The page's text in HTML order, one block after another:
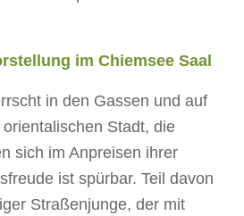
im Chiemsee Saal
in den Gassen und auf
Stadt, die
sich im Anpreisen ihrer
ist spürbar. Teil davon
Straßenjunge, der mit